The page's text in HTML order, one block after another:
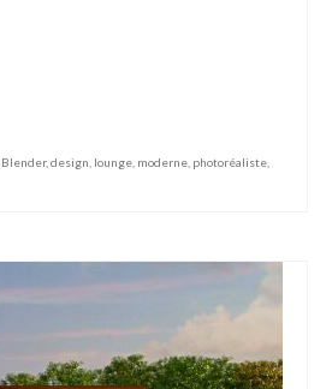
Blender, design lounge moderne photoréaliste